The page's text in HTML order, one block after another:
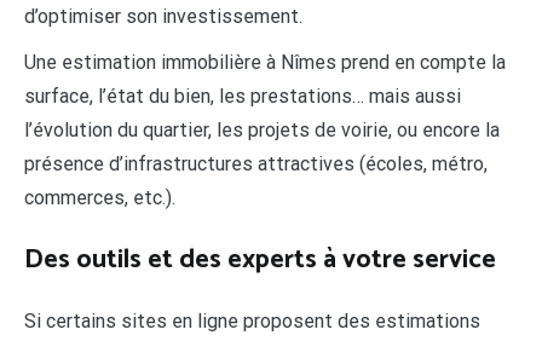
d’optimiser son investissement.
Une estimation immobilière à Nîmes prend en compte la
surface, l’état du bien, les prestations… mais aussi
l’évolution du quartier, les projets de voirie, ou encore la
présence d’infrastructures attractives (écoles, métro,
commerces, etc.).
Des outils et des experts à votre service
Si certains sites en ligne proposent des estimations